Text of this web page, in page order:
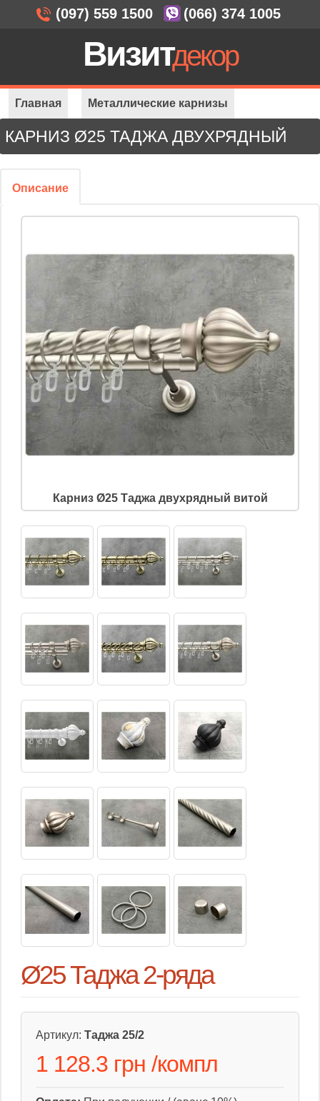
КАРНИЗ Ø25 ТАДЖА ДВУХРЯДНЫЙ
Описание
Карниз Ø25 Таджа двухрядный витой
Ø25 Таджа 2-ряда
Артикул: Таджа 25/2
1 128.3 грн /компл
Главная Металлические карнизы
Карнизы Ø 25 мм Ø25 Таджа 2-ряда
(097) 559 1500 (066) 374 1005
Визитдекор